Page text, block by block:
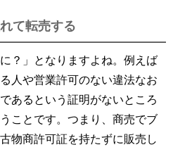
て転売する
？」となりますよね。例えば
人や営業許可のない違法なお
あるという証明がないところ
ことです。つまり、商売でブ
物商許可証を持たずに販売し